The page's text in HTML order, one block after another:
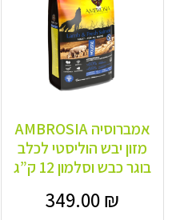
אמברוסיה AMBROSIA
מזון יבש הוליסטי לכלב
בוגר כבש וסלמון 12 ק”ג
349.00₪